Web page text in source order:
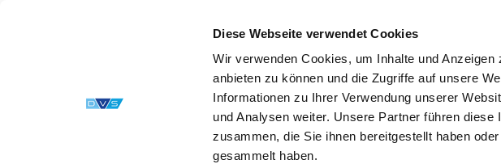
Diese Webseite verwendet Cookies
Wir verwenden Cookies, um Inhalte und
anbieten zu können und die Zugriffe auf unsere
Informationen zu Ihrer Verwendung unserer
und Analysen weiter. Unsere Partner führen
zusammen, die Sie ihnen bereitgestellt haben
gesammelt haben.